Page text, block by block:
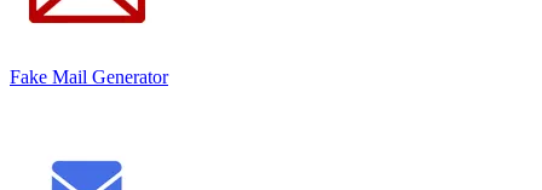
Fake Mail Generator